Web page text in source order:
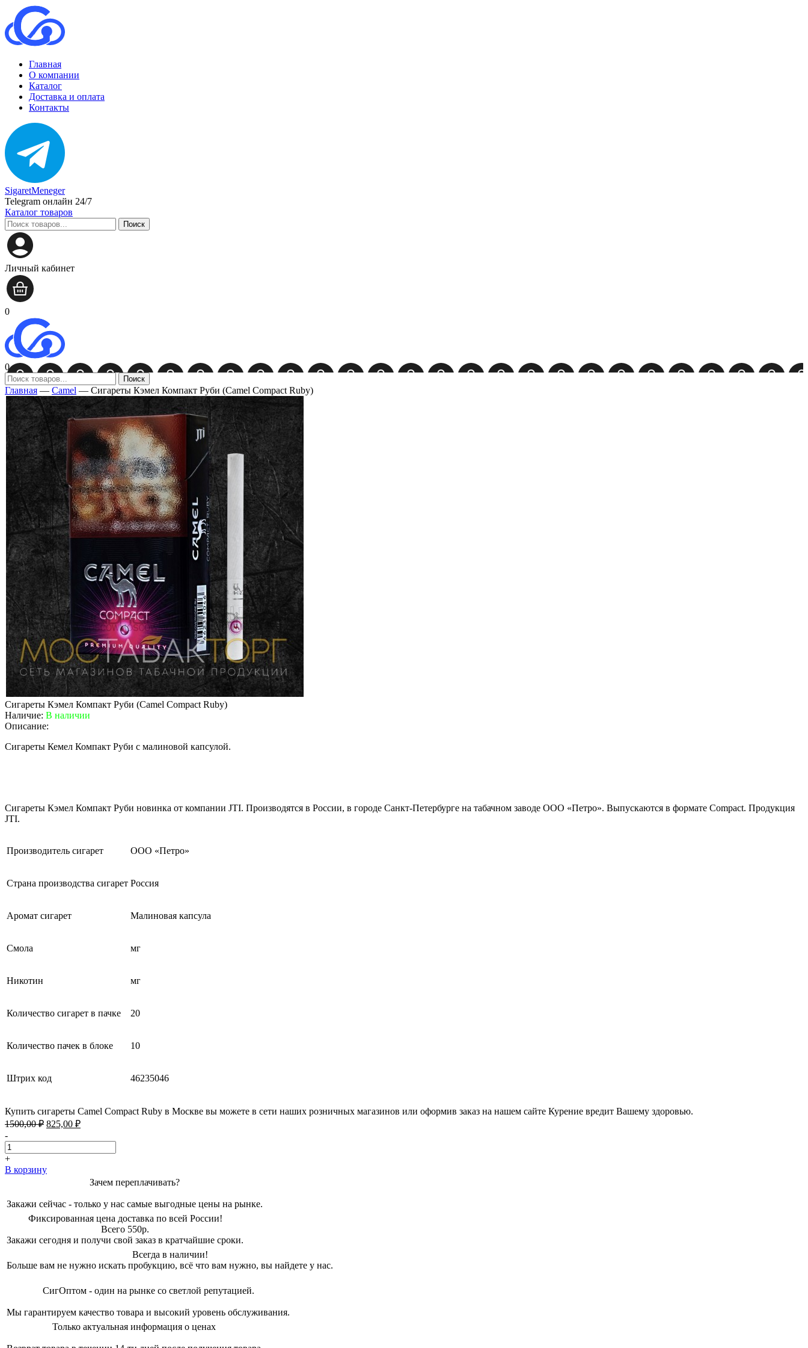
Главная
О компании
Каталог
Доставка и оплата
Контакты
SigaretMeneger
Telegram онлайн 24/7
Каталог товаров
Поиск
Личный кабинет
0
0
Поиск
Главная — Camel — Сигареты Кэмел Компакт Руби (Camel Compact Ruby)
Сигареты Кэмел Компакт Руби (Camel Compact Ruby)
Наличие: В наличии
Описание:
Сигареты Кемел Компакт Руби с малиновой капсулой.
Сигареты Кэмел Компакт Руби новинка от компании JTI. Производятся в России, в городе Санкт-Петербурге на табачном заводе ООО «Петро». Выпускаются в формате Compact. Продукция
JTI.
Производитель сигарет ООО «Петро»
Страна производства сигарет Россия
Аромат сигарет Малиновая капсула
Смола мг
Никотин мг
Количество сигарет в пачке 20
Количество пачек в блоке 10
Штрих код 46235046
Купить сигареты Camel Compact Ruby в Москве вы можете в сети наших розничных магазинов или оформив заказ на нашем сайте Курение вредит Вашему здоровью.
1500,00₽ Первоначальная
составляла
1500,00 ₽.
825,00 ₽Текущая
825,00 ₽.
-
+
В корзину
Зачем переплачивать?
Закажи сейчас - только у нас самые выгодные цены на рынке.
Фиксированная цена доставка по всей России!
Всего 550р.
Закажи сегодня и получи свой заказ в кратчайшие сроки.
Всегда в наличии!
Больше вам не нужно искать пробукцию, всё что вам нужно, вы найдете у нас.
СигОптом - один на рынке со светлой репутацией.
Мы гарантируем качество товара и высокий уровень обслуживания.
Только актуальная информация о ценах